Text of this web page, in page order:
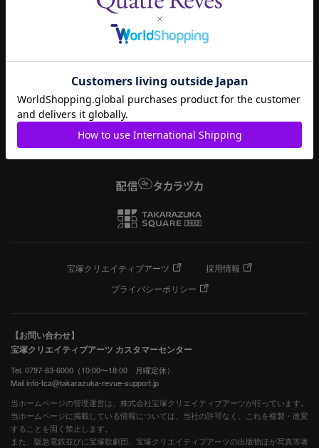
宝塚クリエイティブアーツ
採用情報
プライバシーポリシー
【お問い合わせ】
宝塚クリエイティブアーツ カスタマーセンター
Tel. 0797-83-6000（10:00〜18:00 月曜定休）
Mail info-tca@takarazuka-revue-support.jp
当ホームページの管理運営は、株式会社宝塚クリエイティブアーツが行っています。
当ホームページに掲載している情報については、当社の許可なく、これを複製・改変
することを固く禁止します。
また、阪急電鉄並びに宝塚歌劇団、宝塚クリエイティブアーツの出版物ほか写真等著